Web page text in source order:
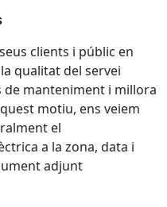
clients i públic en
qualitat del servei
manteniment i millora
motiu, ens veiem
el
a la zona, data i
adjunt